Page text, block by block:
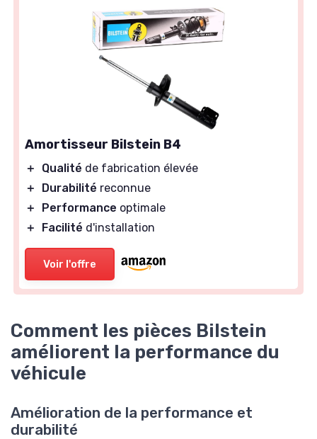
Amortisseur Bilstein B4
＋ Qualité de fabrication élevée
＋
Durabilité reconnue
＋
Performance optimale
＋
Facilité d'installation
Voir l'offre
Comment les pièces Bilstein
améliorent la performance du
véhicule
Amélioration de la performance et
durabilité